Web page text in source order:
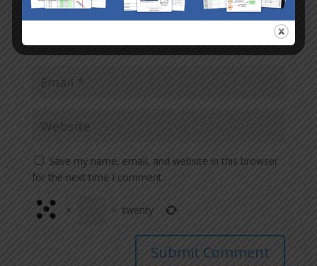
Save my name, email, and website in this browser
for the next time I comment.
× = twenty